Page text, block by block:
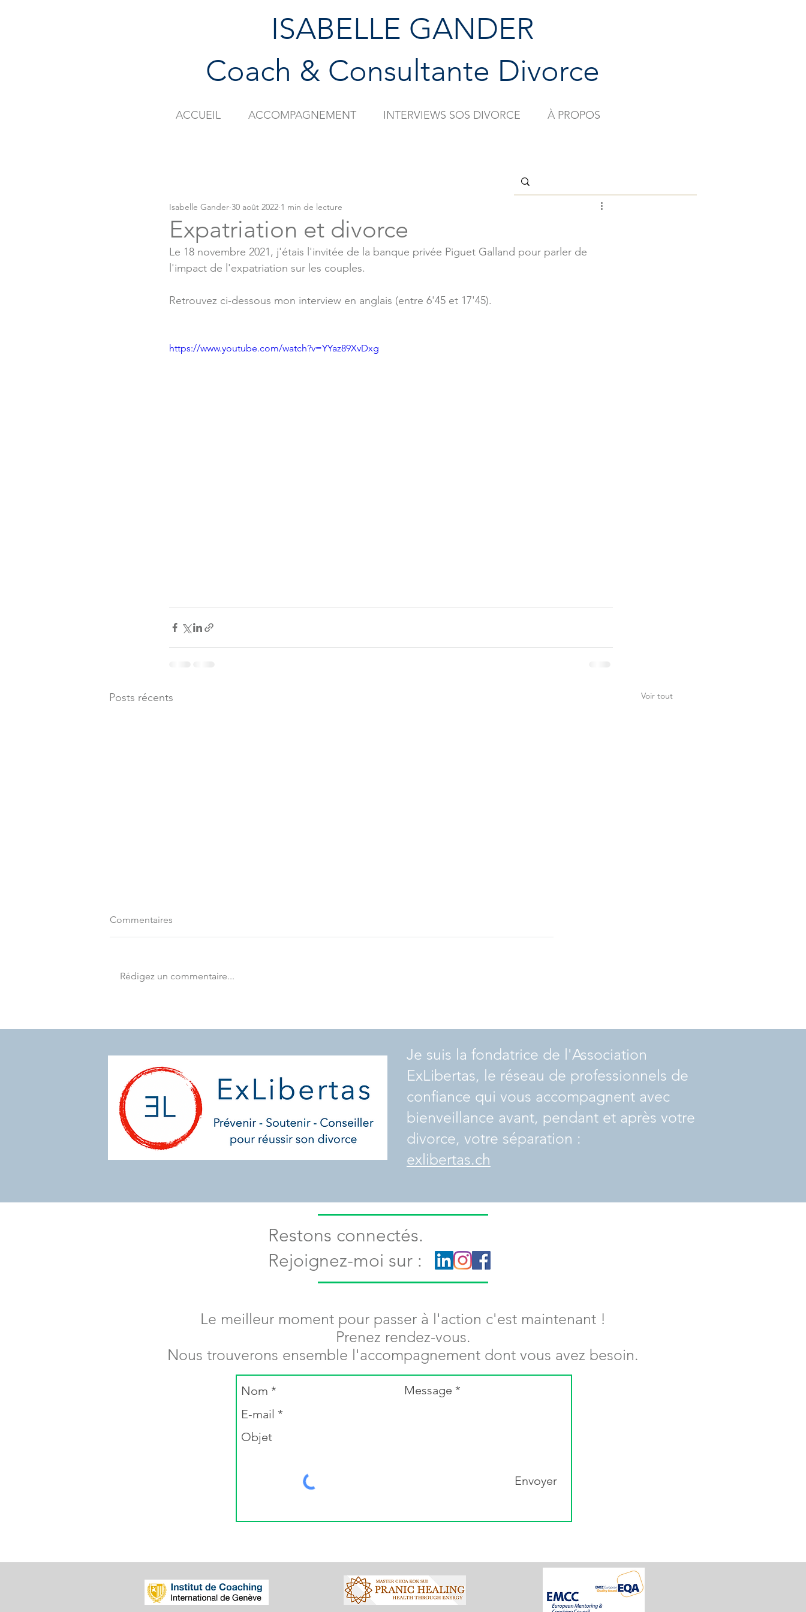
ISABELLE GANDER
Coach & Consultante Divorce
ACCUEIL ACCOMPAGNEMENT INTERVIEWS SOS DIVORCE À PROPOS
Expatriation et divorce
Isabelle Gander 30 août 2022 1 min de lecture
Le 18 novembre 2021, j'étais l'invitée de la banque privée Piguet Galland pour parler de
l'impact de l'expatriation sur les couples.
Retrouvez ci-dessous mon interview en anglais (entre 6'45 et 17'45).
https://www.youtube.com/watch?v=YYaz89XvDxg
Posts récents Voir tout
Commentaires
Rédigez un commentaire...
Je suis la fondatrice de l'Association
ExLibertas, le réseau de professionnels de
confiance qui vous accompagnent avec
bienveillance avant, pendant et après votre
divorce, votre séparation :
exlibertas.ch
Restons connectés.
Rejoignez-moi sur :
Le meilleur moment pour passer à l'action c'est maintenant !
Prenez rendez-vous.
Nous trouverons ensemble l'accompagnement dont vous avez besoin.
Message
Envoyer